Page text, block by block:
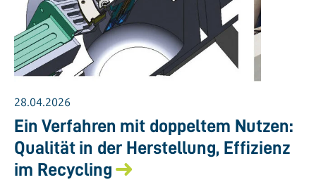
28.04.2026
Ein Verfahren mit doppeltem Nutzen:
Qualität in der Herstellung, Effizienz
im Recycling